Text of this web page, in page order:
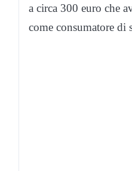
a circa 300 euro che
come consumatore di